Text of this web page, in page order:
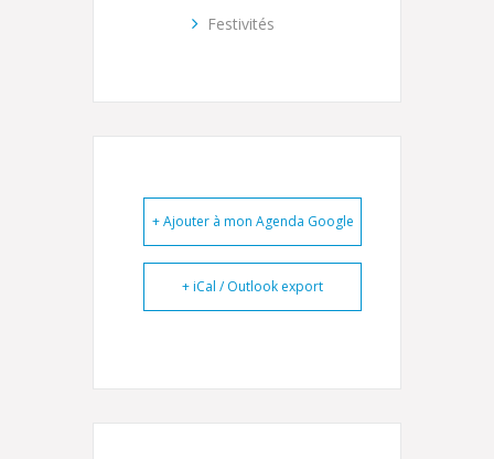
Festivités
+ Ajouter à mon Agenda Google
+ iCal / Outlook export